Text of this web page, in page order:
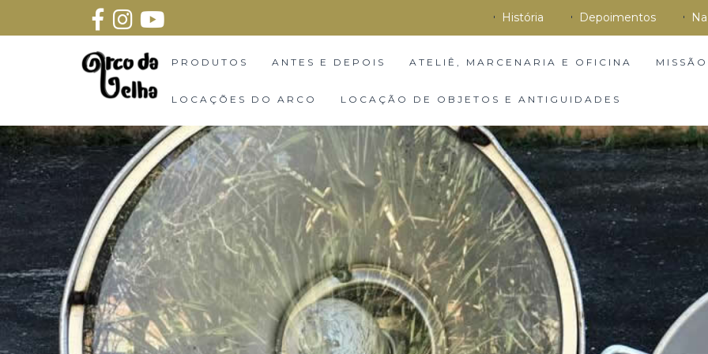
História Depoimentos
PRODUTOS ANTES E DEPOIS ATELIÊ, MARCENARIA E OFICINA
LOCAÇÕES DO ARCO LOCAÇÃO DE OBJETOS E ANTIGUIDADES